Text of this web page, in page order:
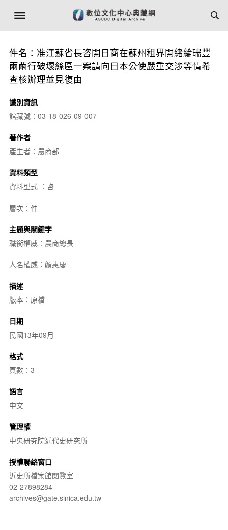
件名：准江蘇省長咨開日商在蘇州租界開緒綸瑞豐
兩繭行破壞絲區一案請向日本公使嚴重交涉等情希
查核辦理並見復由
識別資訊
館藏號：03-18-026-09-007
著作者
產生者：農商部
資料類型
資料型式 ：咨
層次：件
主題與關鍵字
職銜權威：農商總長
人名權威：顏惠慶
描述
版本：原檔
日期
民國13年09月
格式
頁數：3
語言
中文
管理權
中央研究院近代史研究所
授權聯絡窗口
近史所檔案館閱覽室
02-27898284
archives@gate.sinica.edu.tw